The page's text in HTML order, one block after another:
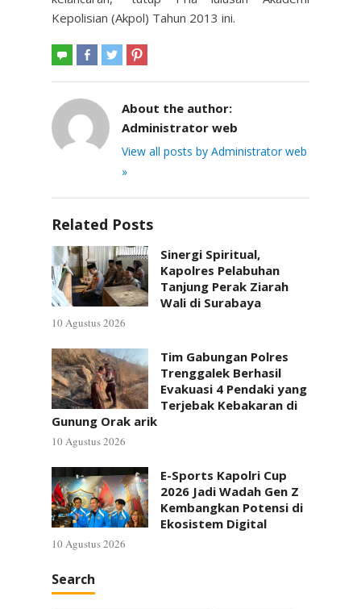
Kepolisian (Akpol) Tahun 2013 ini.
About the author:
Administrator web
View all posts by Administrator web
»
Related Posts
Sinergi Spiritual,
Kapolres Pelabuhan
Tanjung Perak Ziarah
Wali di Surabaya
10 Agustus 2026
Tim Gabungan Polres
Trenggalek Berhasil
Evakuasi 4 Pendaki yang
Terjebak Kebakaran di
Gunung Orak arik
10 Agustus 2026
E-Sports Kapolri Cup
2026 Jadi Wadah Gen Z
Kembangkan Potensi di
Ekosistem Digital
10 Agustus 2026
Search